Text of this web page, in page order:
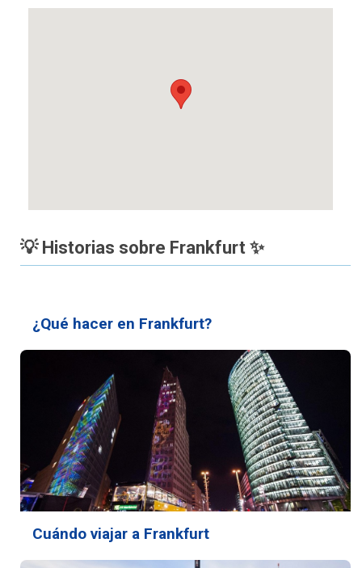
💡 Historias sobre Frankfurt ✨
¿Qué hacer en Frankfurt?
Cuándo viajar a Frankfurt